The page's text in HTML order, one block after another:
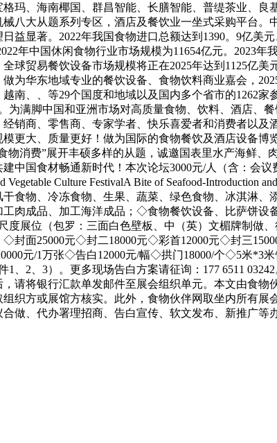
玛、海南椰国、群昌智能、长膳智能、普缇茶业、
八大从题系列专区，酒店及餐饮业一坐式采购平台
益显著。2022年我国食物进口总额达到1390。9亿
年中国休闲食物行业市场规模为11654亿元。2023
球贸易餐饮设备市场规模将正在2025年达到1125亿
为华东地域专业的餐饮设备、食物饮料商业嘉会，
南、、等29个国度和地域以及国内多个省市的1262
为满脚中国和亚洲市场对高质量食物、饮料、酒店、
销商、零售商、专家学者、快乐喜爱者和消费者以
更大、质量更好！做为国际的食物餐饮及酒店设备
物消费”展开丰硕多样的从题，诚邀国表里水产海鲜
中国食材畅通新时代！本次论坛3000元/人（含：会
Vegetable Culture FestivalA Bite of Seafood-
食物、冷冻食物、生果、蔬菜、绿色食物、冰淇淋
肉成品、加工海洋成品；◇食物餐饮设备、比萨饼
度展位（包罗：三面白色壁板、中（英）文楣牌制做
◇封面25000元◇封二18000元◇彩首12000元◇封三
元/1万张◇告白12000元/幅◇拱门18000/个◇5米*3
1、2、3）。更多现场告白方案请征询：177 6511
请将银行汇款单发邮件至展会组织单元。本文由食
织方或展馆方核实。此外，食物伙伴网取坐内所有
做、代办署理招商、告白宣传、软文发布、新推广等